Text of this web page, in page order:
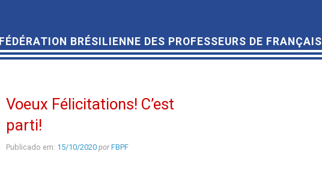
FÉDÉRATION BRÉSILIENNE DES PROFESSEURS DE FRANÇAIS
Voeux Félicitations! C’est
parti!
Publicado em: 15/10/2020 por FBPF